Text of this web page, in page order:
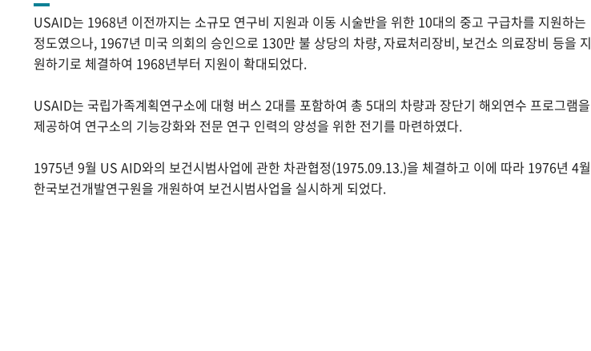
USAID는 1968년 이전까지는 소규모 연구비 지원과 이동 시술반을 위한 10대의 중고 구급차를 지원하는
정도였으나, 1967년 미국 의회의 승인으로 130만 불 상당의 차량, 자료처리장비, 보건소 의료장비 등을 지
원하기로 체결하여 1968년부터 지원이 확대되었다.
USAID는 국립가족계획연구소에 대형 버스 2대를 포함하여 총 5대의 차량과 장단기 해외연수 프로그램을
제공하여 연구소의 기능강화와 전문 연구 인력의 양성을 위한 전기를 마련하였다.
1975년 9월 US AID와의 보건시범사업에 관한 차관협정(1975.09.13.)을 체결하고 이에 따라 1976년 4월
한국보건개발연구원을 개원하여 보건시범사업을 실시하게 되었다.